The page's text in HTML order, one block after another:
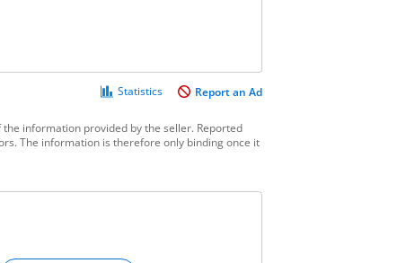
Statistics Report an Ad
information provided by the seller. Reported
The information is therefore only binding once it